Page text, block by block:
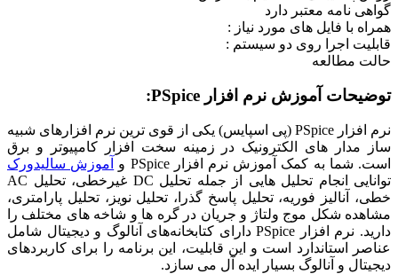
گواهی نامه معتبر دارد
همراه با فایل های مورد نیاز :
قابلیت اجرا روی دو سیستم :
حالت مطالعه
توضیحات آموزش نرم افزار PSpice:
نرم افزار PSpice (پی اسپایس) یکی از قوی ترین نرم افزارهای شبیه
ساز مدار های الکترونیک در زمینه سخت افزار کامپیوتر و برق
است. شما به کمک آموزش نرم افزار PSpice و
آموزش سالیدورک
توانایی انجام تحلیل هایی از جمله تحلیل DC غیرخطی، تحلیل AC
خطی، آنالیز فوریه، تحلیل پاسخ گذرا، تحلیل نویز، تحلیل پارامتری،
مشاهده شکل موج ولتاژ و جریان در گره ها و شاخه های مختلف را
دارید. نرم افزار PSpice دارای کتابخانه‌های آنالوگ و دیجیتال شامل
عناصر استاندارد است و این قابلیت، این برنامه را برای کاربردهای
دیجیتال و آنالوگ بسیار ایده آل می سازد.